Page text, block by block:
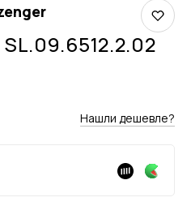
Нашли дешевле?